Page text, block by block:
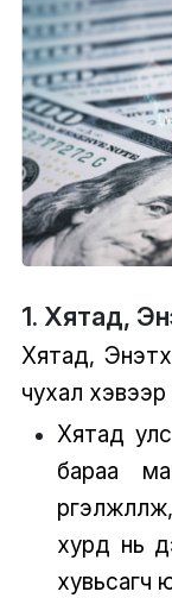
1. Хятад,
Хятад,
чухал хэвээр
Хятад
бараа
хурд нь
хувьсагч